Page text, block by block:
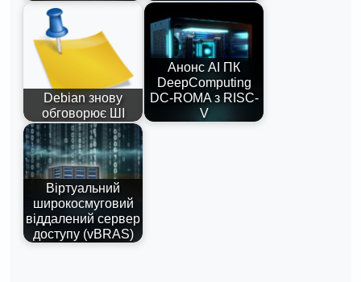
Debian знову
обговорює ШІ
Анонс AI ПК
DeepComputing
DC-ROMA з RISC-
V
Віртуальний
широкосмуговий
віддалений сервер
доступу (vBRAS)